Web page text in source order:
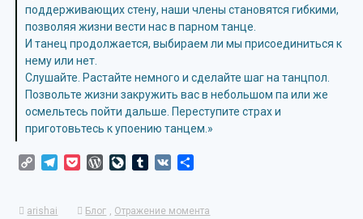
поддерживающих стену, наши члены становятся гибкими,
позволяя жизни вести нас в парном танце.
И танец продолжается, выбираем ли мы присоединиться к
нему или нет.
Слушайте. Растайте немного и сделайте шаг на танцпол.
Позвольте жизни закружить вас в небольшом па или же
осмельтесь пойти дальше. Переступите страх и
приготовьтесь к упоению танцем.»
Copy TelegramPocketWordPress
LiveJournal
Tumblr
VK
arishai Блог , Отражение момента